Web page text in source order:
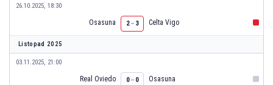
26.10.2025, 18:30
Osasuna 2– 3 Celta Vigo
Listopad 2025
03.11.2025, 21:00
Real Oviedo 0– 0 Osasuna